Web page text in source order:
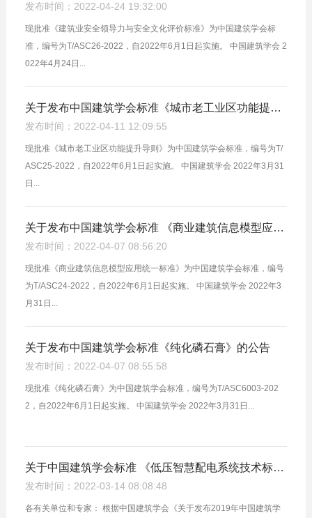
发布时间：2022-04-24 19:32:00
现批准《建筑业安全领导力与安全文化评价标准》为中国建筑学会标
准，编号为T/ASC26-2022，自2022年6月1日起实施。 中国建筑学会 2
022年4月24日...
关于发布中国建筑学会标准《城市老工业区功能提升导则》的公告
发布时间：2022-04-11 12:09:55
现批准《城市老工业区功能提升导则》为中国建筑学会标准，编号为T/
ASC25-2022，自2022年6月1日起实施。 中国建筑学会 2022年3月31
日...
关于发布中国建筑学会标准 《商业建筑信息模型应用统一标准》的公告
发布时间：2022-04-07 08:56:20
现批准《商业建筑信息模型应用统一标准》为中国建筑学会标准，编号
为T/ASC24-2022，自2022年6月1日起实施。 中国建筑学会 2022年3
月31日...
关于发布中国建筑学会标准《纯化磷石膏》的公告
发布时间：2022-04-07 08:55:58
现批准《纯化磷石膏》为中国建筑学会标准，编号为T/ASC6003-202
2，自2022年6月1日起实施。 中国建筑学会 2022年3月31日...
关于中国建筑学会标准 《低压智慧配电系统技术标准》（征求意见稿） 公开征求意见的通知
发布时间：2022-03-14 08:08:48
各有关单位和专家： 根据中国建筑学会《关于发布2019年中国建筑学